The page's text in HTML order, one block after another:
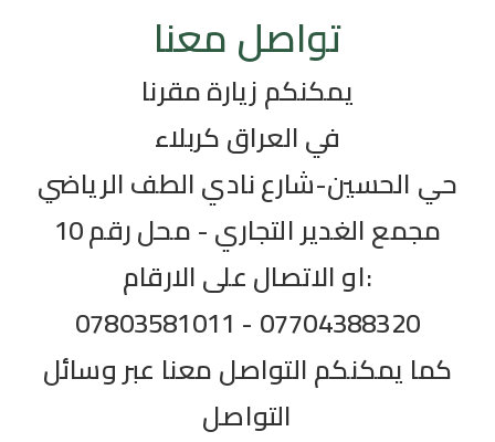
تواصل معنا
يمكنكم زيارة مقرنا
في العراق كربلاء
حي الحسين-شارع نادي الطف الرياضي
مجمع الغدير التجاري - محل رقم 10
او الاتصال على الارقام:
07803581011 - 07704388320
كما يمكنكم التواصل معنا عبر وسائل
التواصل